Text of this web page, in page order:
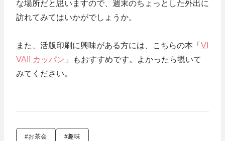
な場所だと思いますので、週末のちょっとした外出に
訪れてみてはいかがでしょうか。
また、活版印刷に興味がある方には、こちらの本「 VI
VA!! カッパン 」もおすすめです。よかったら覗いて
みてください。
#お茶会 #趣味